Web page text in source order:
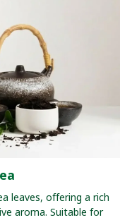
leaves, offering a rich
aroma. Suitable for